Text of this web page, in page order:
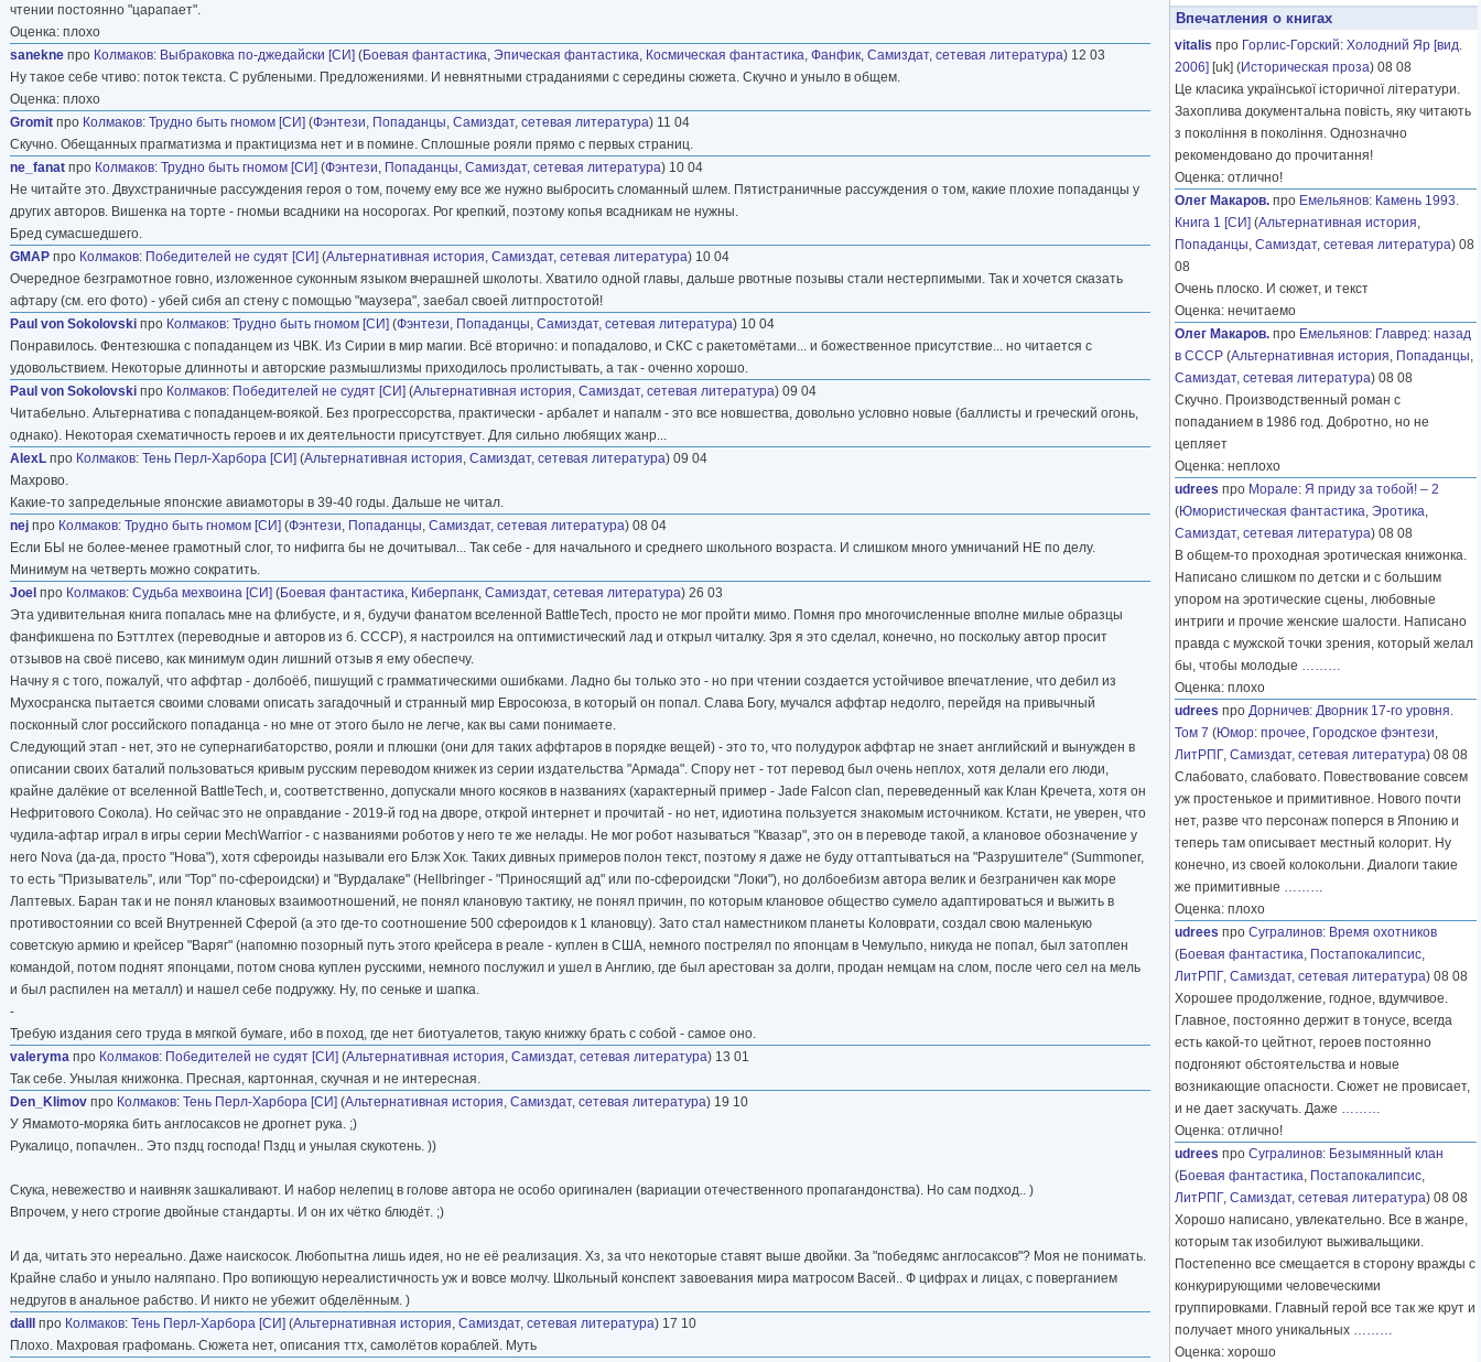
чтении постоянно "царапает".
Оценка: плохо
sanekne про Колмаков: Выбраковка по-джедайски [СИ] (Боевая фантастика, Эпическая фантастика, Космическая фантастика, Фанфик, Самиздат, сетевая литература) 12 03
Ну такое себе чтиво: поток текста. С рублеными. Предложениями. И невнятными страданиями с середины сюжета. Скучно и уныло в общем.
Оценка: плохо
Gromit про Колмаков: Трудно быть гномом [СИ] (Фэнтези, Попаданцы, Самиздат, сетевая литература) 11 04
Скучно. Обещанных прагматизма и практицизма нет и в помине. Сплошные рояли прямо с первых страниц.
ne_fanat про Колмаков: Трудно быть гномом [СИ] (Фэнтези, Попаданцы, Самиздат, сетевая литература) 10 04
Не читайте это. Двухстраничные рассуждения героя о том, почему ему все же нужно выбросить сломанный шлем. Пятистраничные рассуждения о том, какие плохие попаданцы у
других авторов. Вишенка на торте - гномьи всадники на носорогах. Рог крепкий, поэтому копья всадникам не нужны.
Бред сумасшедшего.
GMAP про Колмаков: Победителей не судят [СИ] (Альтернативная история, Самиздат, сетевая литература) 10 04
Очередное безграмотное говно, изложенное суконным языком вчерашней школоты. Хватило одной главы, дальше рвотные позывы стали нестерпимыми. Так и хочется сказать
афтару (см. его фото) - убей сибя ап стену с помощью "маузера", заебал своей литпростотой!
Paul von Sokolovski про Колмаков: Трудно быть гномом [СИ] (Фэнтези, Попаданцы, Самиздат, сетевая литература) 10 04
Понравилось. Фентезюшка с попаданцем из ЧВК. Из Сирии в мир магии. Всё вторично: и попадалово, и СКС с ракетомётами... и божественное присутствие... но читается с
удовольствием. Некоторые длинноты и авторские размышлизмы приходилось пролистывать, а так - оченно хорошо.
Paul von Sokolovski про Колмаков: Победителей не судят [СИ] (Альтернативная история, Самиздат, сетевая литература) 09 04
Читабельно. Альтернатива с попаданцем-воякой. Без прогрессорства, практически - арбалет и напалм - это все новшества, довольно условно новые (баллисты и греческий огонь,
однако). Некоторая схематичность героев и их деятельности присутствует. Для сильно любящих жанр...
AlexL про Колмаков: Тень Перл-Харбора [СИ] (Альтернативная история, Самиздат, сетевая литература) 09 04
Махрово.
Какие-то запредельные японские авиамоторы в 39-40 годы. Дальше не читал.
nej про Колмаков: Трудно быть гномом [СИ] (Фэнтези, Попаданцы, Самиздат, сетевая литература) 08 04
Если БЫ не более-менее грамотный слог, то нифигга бы не дочитывал... Так себе - для начального и среднего школьного возраста. И слишком много умничаний НЕ по делу.
Минимум на четверть можно сократить.
Joel про Колмаков: Судьба мехвоина [СИ] (Боевая фантастика, Киберпанк, Самиздат, сетевая литература) 26 03
Эта удивительная книга попалась мне на флибусте, и я, будучи фанатом вселенной BattleTech, просто не мог пройти мимо. Помня про многочисленные вполне милые образцы
фанфикшена по Бэттлтех (переводные и авторов из б. СССР), я настроился на оптимистический лад и открыл читалку. Зря я это сделал, конечно, но поскольку автор просит
отзывов на своё писево, как минимум один лишний отзыв я ему обеспечу.
Начну я с того, пожалуй, что аффтар - долбоёб, пишущий с грамматическими ошибками. Ладно бы только это - но при чтении создается устойчивое впечатление, что дебил из
Мухосранска пытается своими словами описать загадочный и странный мир Евросоюза, в который он попал. Слава Богу, мучался аффтар недолго, перейдя на привычный
посконный слог российского попаданца - но мне от этого было не легче, как вы сами понимаете.
Следующий этап - нет, это не супернагибаторство, рояли и плюшки (они для таких аффтаров в порядке вещей) - это то, что полудурок аффтар не знает английский и вынужден в
описании своих баталий пользоваться кривым русским переводом книжек из серии издательства "Армада". Спору нет - тот перевод был очень неплох, хотя делали его люди,
крайне далёкие от вселенной BattleTech, и, соответственно, допускали много косяков в названиях (характерный пример - Jade Falcon clan, переведенный как Клан Кречета, хотя он
Нефритового Сокола). Но сейчас это не оправдание - 2019-й год на дворе, открой интернет и прочитай - но нет, идиотина пользуется знакомым источником. Кстати, не уверен, что
чудила-афтар играл в игры серии MechWarrior - с названиями роботов у него те же нелады. Не мог робот называться "Квазар", это он в переводе такой, а клановое обозначение у
него Nova (да-да, просто "Нова"), хотя сфероиды называли его Блэк Хок. Таких дивных примеров полон текст, поэтому я даже не буду оттаптываться на "Разрушителе" (Summoner,
то есть "Призыватель", или "Тор" по-сфероидски) и "Вурдалаке" (Hellbringer - "Приносящий ад" или по-сфероидски "Локи"), но долбоебизм автора велик и безграничен как море
Лаптевых. Баран так и не понял клановых взаимоотношений, не понял клановую тактику, не понял причин, по которым клановое общество сумело адаптироваться и выжить в
противостоянии со всей Внутренней Сферой (а это где-то соотношение 500 сфероидов к 1 клановцу). Зато стал наместником планеты Коловрати, создал свою маленькую
советскую армию и крейсер "Варяг" (напомню позорный путь этого крейсера в реале - куплен в США, немного пострелял по японцам в Чемульпо, никуда не попал, был затоплен
командой, потом поднят японцами, потом снова куплен русскими, немного послужил и ушел в Англию, где был арестован за долги, продан немцам на слом, после чего сел на мель
и был распилен на металл) и нашел себе подружку. Ну, по сеньке и шапка.
-
Требую издания сего труда в мягкой бумаге, ибо в поход, где нет биотуалетов, такую книжку брать с собой - самое оно.
valeryma про Колмаков: Победителей не судят [СИ] (Альтернативная история, Самиздат, сетевая литература) 13 01
Так себе. Унылая книжонка. Пресная, картонная, скучная и не интересная.
Den_Klimov про Колмаков: Тень Перл-Харбора [СИ] (Альтернативная история, Самиздат, сетевая литература) 19 10
У Ямамото-моряка бить англосаксов не дрогнет рука. ;)
Рукалицо, попачлен.. Это пздц господа! Пздц и унылая скукотень. ))
Скука, невежество и наивняк зашкаливают. И набор нелепиц в голове автора не особо оригинален (вариации отечественного пропагандонства). Но сам подход.. )
Впрочем, у него строгие двойные стандарты. И он их чётко блюдёт. ;)
И да, читать это нереально. Даже наискосок. Любопытна лишь идея, но не её реализация. Хз, за что некоторые ставят выше двойки. За "победямс англосаксов"? Моя не понимать.
Крайне слабо и уныло наляпано. Про вопиющую нереалистичность уж и вовсе молчу. Школьный конспект завоевания мира матросом Васей.. Ф цифрах и лицах, с поверганием
недругов в анальное рабство. И никто не убежит обделённым. )
dalll про Колмаков: Тень Перл-Харбора [СИ] (Альтернативная история, Самиздат, сетевая литература) 17 10
Плохо. Махровая графомань. Сюжета нет, описания ттх, самолётов кораблей. Муть
Впечатления о книгах
vitalis про Горлис-Горский: Холодний Яр [вид.
2006] [uk] (Историческая проза) 08 08
Це класика української історичної літератури.
Захоплива документальна повість, яку читають
з покоління в покоління. Однозначно
рекомендовано до прочитання!
Оценка: отлично!
Олег Макаров. про Емельянов: Камень 1993.
Книга 1 [СИ] (Альтернативная история,
Попаданцы, Самиздат, сетевая литература) 08
08
Очень плоско. И сюжет, и текст
Оценка: нечитаемо
Олег Макаров. про Емельянов: Главред: назад
в СССР (Альтернативная история, Попаданцы,
Самиздат, сетевая литература) 08 08
Скучно. Производственный роман с
попаданием в 1986 год. Добротно, но не
цепляет
Оценка: неплохо
udrees про Морале: Я приду за тобой! – 2
(Юмористическая фантастика, Эротика,
Самиздат, сетевая литература) 08 08
В общем-то проходная эротическая книжонка.
Написано слишком по детски и с большим
упором на эротические сцены, любовные
интриги и прочие женские шалости. Написано
правда с мужской точки зрения, который желал
бы, чтобы молодые ………
Оценка: плохо
udrees про Дорничев: Дворник 17-го уровня.
Том 7 (Юмор: прочее, Городское фэнтези,
ЛитРПГ, Самиздат, сетевая литература) 08 08
Слабовато, слабовато. Повествование совсем
уж простенькое и примитивное. Нового почти
нет, разве что персонаж поперся в Японию и
теперь там описывает местный колорит. Ну
конечно, из своей колокольни. Диалоги такие
же примитивные ………
Оценка: плохо
udrees про Сугралинов: Время охотников
(Боевая фантастика, Постапокалипсис,
ЛитРПГ, Самиздат, сетевая литература) 08 08
Хорошее продолжение, годное, вдумчивое.
Главное, постоянно держит в тонусе, всегда
есть какой-то цейтнот, героев постоянно
подгоняют обстоятельства и новые
возникающие опасности. Сюжет не провисает,
и не дает заскучать. Даже ………
Оценка: отлично!
udrees про Сугралинов: Безымянный клан
(Боевая фантастика, Постапокалипсис,
ЛитРПГ, Самиздат, сетевая литература) 08 08
Хорошо написано, увлекательно. Все в жанре,
которым так изобилуют выживальщики.
Постепенно все смещается в сторону вражды с
конкурирующими человеческими
группировками. Главный герой все так же крут и
получает много уникальных ………
Оценка: хорошо